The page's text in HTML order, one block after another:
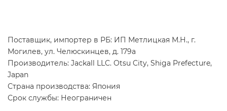
Поставщик, импортер в РБ: ИП Метлицкая М.Н., г.
Могилев, ул. Челюскинцев, д. 179а
Производитель: Jackall LLC. Otsu City, Shiga Prefecture,
Japan
Страна производства: Япония
Срок службы: Неограничен